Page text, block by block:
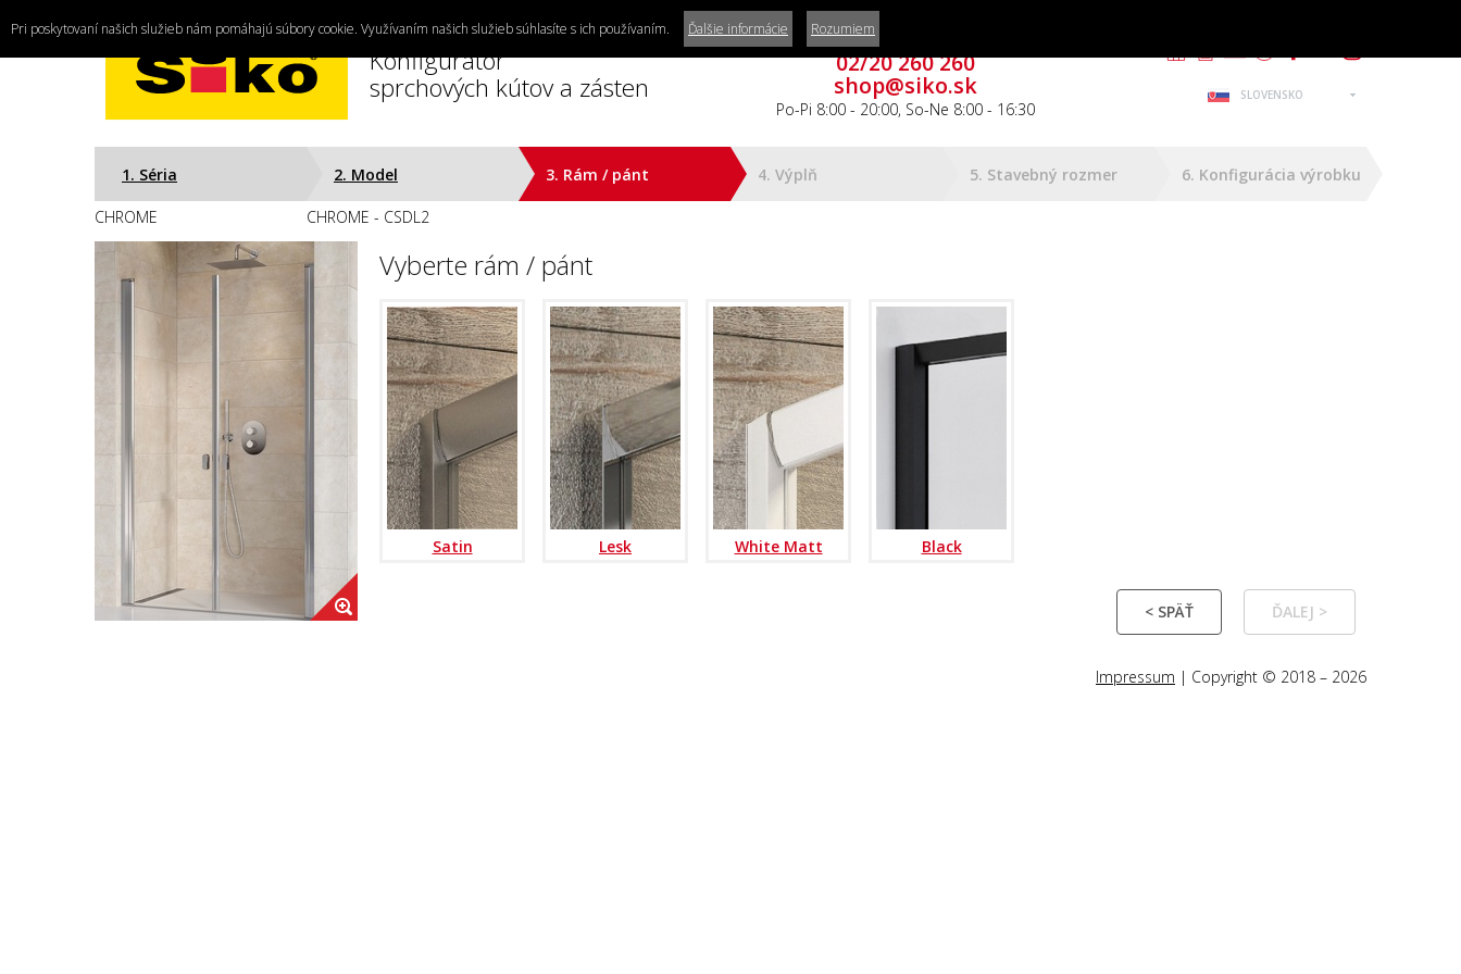
Konfigurátor
sprchových kútov a zásten
Zákaznícke centrum
02/20 260 260
shop@siko.sk
Po-Pi 8:00 - 20:00, So-Ne 8:00 - 16:30
SLOVENSKO
1. Séria
CHROME
2. Model
CHROME - CSDL2
3. Rám / pánt 4. Výplň 5. Stavebný rozmer 6. Konfigurácia výrobku
Vyberte rám / pánt
Satin Lesk White Matt Black
< SPÄŤ ĎALEJ >
Impressum | Copyright © 2018 – 2026
Pri poskytovaní našich služieb nám pomáhajú súbory cookie. Využívaním našich služieb súhlasíte s ich používaním. Ďalšie informácie Rozumiem